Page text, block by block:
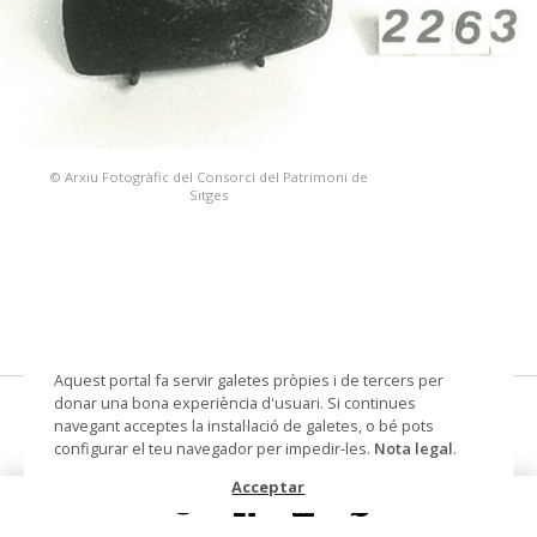
© Arxiu Fotogràfic del Consorci del Patrimoni de
Sitges
destral
Datació 300-91000 dC
Aquest portal fa servir galetes pròpies i de tercers per
donar una bona experiència d'usuari. Si continues
navegant acceptes la instal·lació de galetes, o bé pots
configurar el teu navegador per impedir-les. Nota legal.
Acceptar